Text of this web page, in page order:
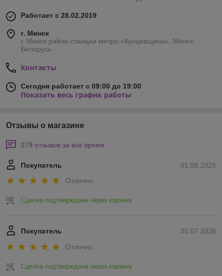
Работает с 28.02.2019
г. Минск
г. Минск район станции метро «Кунцевщина», Минск,
Беларусь
Контакты
Сегодня работает с 09:00 до 19:00
Показать весь график работы
Отзывы о магазине
279 отзывов за всё время
01.08.2026
Покупатель
Отлично
Сделка подтверждена через корзину
30.07.2026
Покупатель
Отлично
Сделка подтверждена через корзину